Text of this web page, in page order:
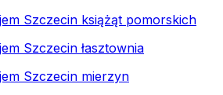
Szczecin książąt pomorskich
Szczecin łasztownia
Szczecin mierzyn